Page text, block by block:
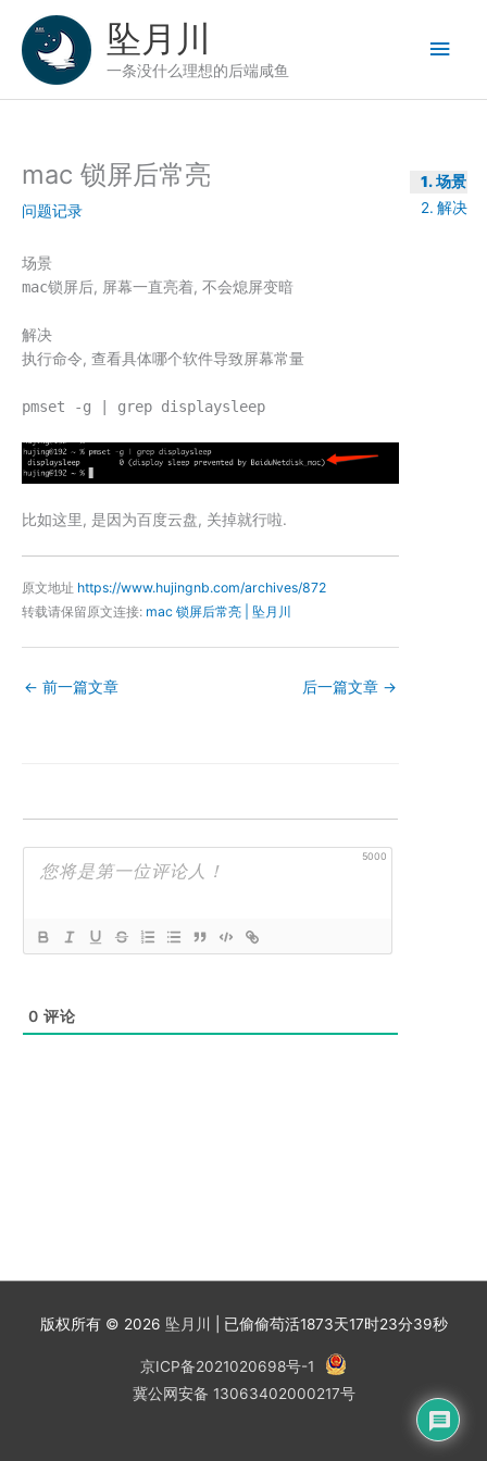
坠月川
一条没什么理想的后端咸鱼
主
菜
mac 锁屏后常亮
问题记录
场景
mac锁屏后, 屏幕一直亮着, 不会熄屏变暗
解决
执行命令, 查看具体哪个软件导致屏幕常量
pmset -g | grep displaysleep
比如这里, 是因为百度云盘, 关掉就行啦.
原文地址 https://www.hujingnb.com/archives/872
转载请保留原文连接: mac 锁屏后常亮 | 坠月川
← 前一篇文章 后一篇文章 →
5000
0 评论
场景
解决
版权所有 © 2026 坠月川 | 已偷偷苟活1873天17时23分39秒
京ICP备2021020698号-1
冀公网安备 13063402000217号